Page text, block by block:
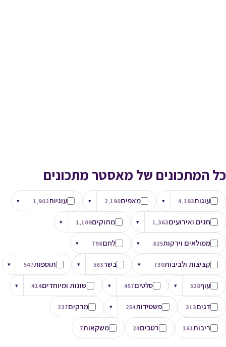
כל המתכונים של מאסטר מתכונים
עוגות4,193
▾ מאפים2,190
▾ עוגיות1,902
▾
חגים ואירועים1,363
▾ מתוקים1,109
▾
ממולאים וירקות825
▾ לחם798
▾
קציצות ולביבות730
▾ בשר563
▾ תוספות547
▾
עוף528
▾ סלטים457
▾ שונות ומיוחדים414
▾
דגים313 פשטידות254
▾ מרקים237
ריבות161 רטבים24 משקאות7